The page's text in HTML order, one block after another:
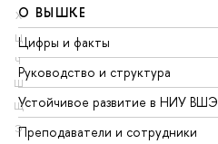
Х
Ц
Ч
Ш
Щ
Э
О ВЫШКЕ
Цифры и факты
Руководство и структура
Устойчивое развитие в НИУ ВШЭ
Преподаватели и сотрудники